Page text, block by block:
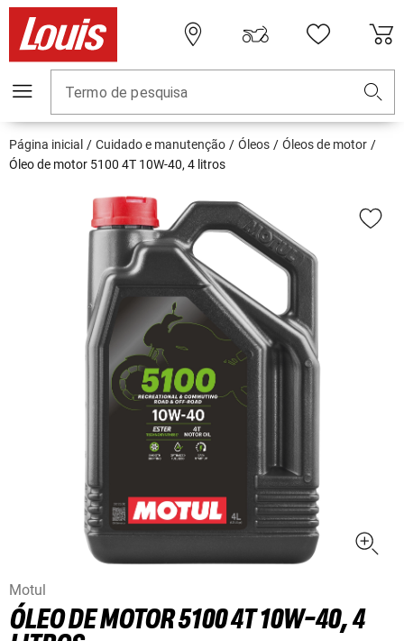
Termo de pesquisa
Página inicial Cuidado e manutenção Óleos
Óleos de motor
Óleo de motor 5100 4T 10W-40, 4 litros
Motul
ÓLEO DE MOTOR 5100 4T 10W-40, 4